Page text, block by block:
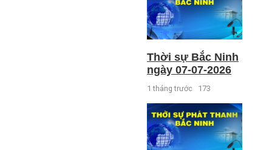
Thời sự Bắc Ninh
ngày 07-07-2026
1 tháng trước 173